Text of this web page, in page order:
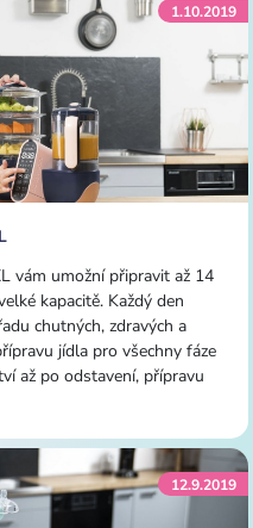
1.10.2019
vám umožní připravit až 14
kapacitě. Každý den
chutných, zdravých a
jídla pro všechny fáze
až po odstavení, přípravu
12.9.2019